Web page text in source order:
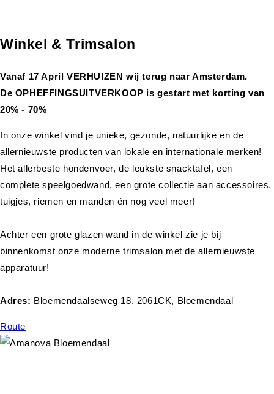
Winkel & Trimsalon
Vanaf 17 April VERHUIZEN wij terug naar Amsterdam.
De OPHEFFINGSUITVERKOOP is gestart met korting van
20% - 70%
In onze winkel vind je unieke, gezonde, natuurlijke en de
allernieuwste producten van lokale en internationale merken!
Het allerbeste hondenvoer, de leukste snacktafel, een
complete speelgoedwand, een grote collectie aan accessoires,
tuigjes, riemen en manden én nog veel meer!
Achter een grote glazen wand in de winkel zie je bij
binnenkomst onze moderne trimsalon met de allernieuwste
apparatuur!
Adres: Bloemendaalseweg 18, 2061CK, Bloemendaal
Route